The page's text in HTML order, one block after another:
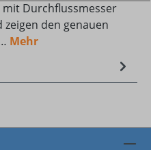
mit Durchflussmesser
den genauen
Mehr